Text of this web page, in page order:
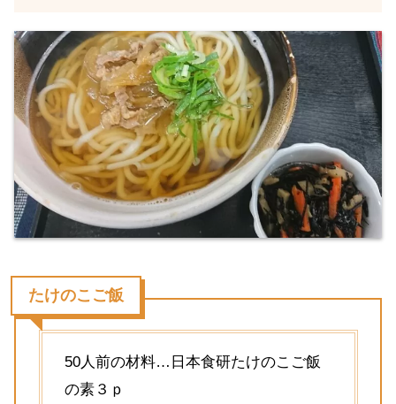
たけのこご飯
50人前の材料…日本食研たけのこご飯
の素３ｐ